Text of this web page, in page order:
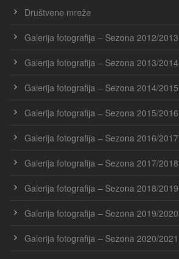
Društvene mreže
Galerija fotografija – Sezona 2012/2013
Galerija fotografija – Sezona 2013/2014
Galerija fotografija – Sezona 2014/2015
Galerija fotografija – Sezona 2015/2016
Galerija fotografija – Sezona 2016/2017
Galerija fotografija – Sezona 2017/2018
Galerija fotografija – Sezona 2018/2019
Galerija fotografija – Sezona 2019/2020
Galerija fotografija – Sezona 2020/2021